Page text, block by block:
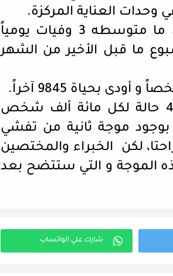
أما بالنسبة لعدد الوفيات، فقد تم تسجيل ما متوسطه 3 وفيات يومياً
ما قبل الأخير من الشهر
كما سجلت بلجيكا نسبة إصابات بمقدار47.7 حالة لكل مائة ألف شخص
بوجود موجة ثانية من تفشي
لكن الخبراء والمختصين
الموجة و التي ستتضح بعد